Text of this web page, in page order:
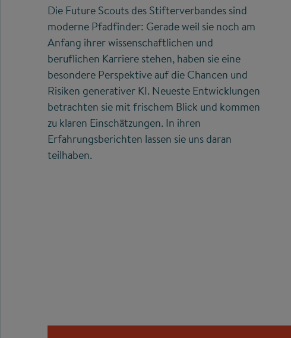
Die Future Scouts des Stifterverbandes sind
moderne Pfadfinder: Gerade weil sie noch am
Anfang ihrer wissenschaftlichen und
beruflichen Karriere stehen, haben sie eine
besondere Perspektive auf die Chancen und
Risiken generativer KI. Neueste Entwicklungen
betrachten sie mit frischem Blick und kommen
zu klaren Einschätzungen. In ihren
Erfahrungsberichten lassen sie uns daran
teilhaben.